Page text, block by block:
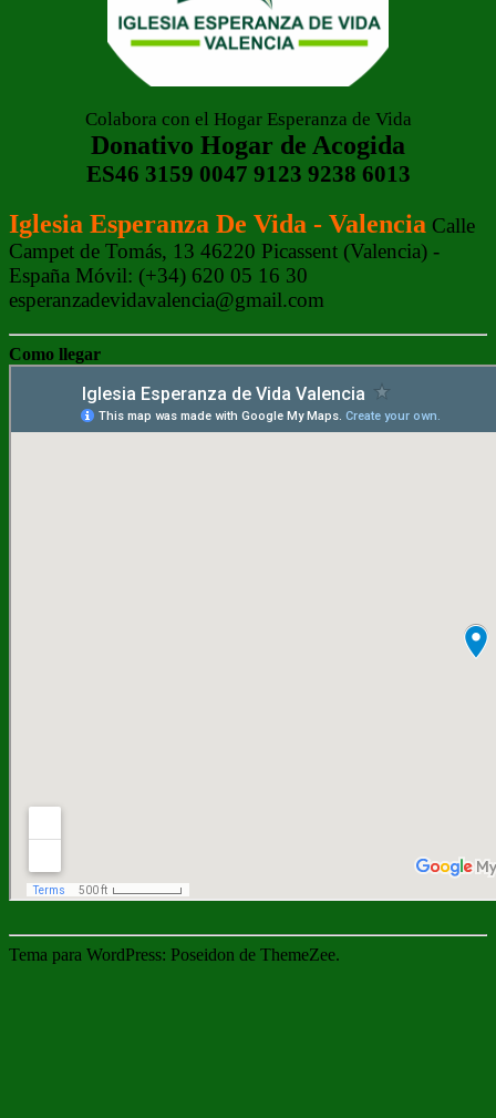
Colabora con el Hogar Esperanza de Vida
Donativo Hogar de Acogida
ES46 3159 0047 9123 9238 6013
Iglesia Esperanza De Vida - Valencia Calle
Campet de Tomás, 13 46220 Picassent (Valencia) -
España Móvil: (+34) 620 05 16 30
esperanzadevidavalencia@gmail.com
Como llegar
Tema para WordPress: Poseidon de ThemeZee.